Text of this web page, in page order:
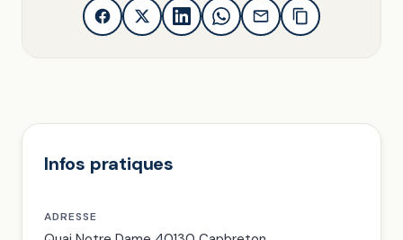
Infos pratiques
ADRESSE